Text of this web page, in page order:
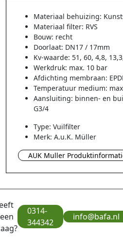
Materiaal behuizing:
Materiaal filter: RVS
Bouw: recht
Doorlaat: DN17 / 17mm
Kv-waarde: 51, 60, 4,8,
Werkdruk: max. 10 bar
Afdichting membraan:
Temperatuur medium:
Aansluiting: binnen- en
G3/4
Type: Vuilfilter
Merk: A.u.K. Müller
AUK Muller
0314-
344342
info@bafa.nl